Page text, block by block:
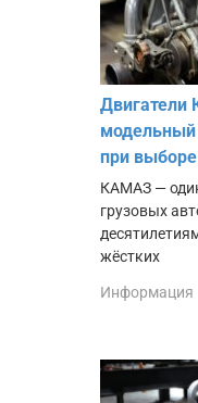
Двигатели
модельный
при
КАМАЗ —
грузовых
жёстких
Информация